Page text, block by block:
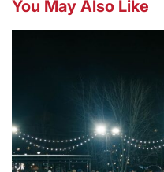
You May Also Like